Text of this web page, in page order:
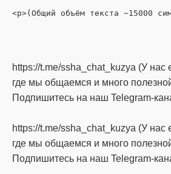
https://t.me/ssha_chat_kuzya (У
где мы общаемся и много
Подпишитесь на наш Telegram-
https://t.me/ssha_chat_kuzya (У
где мы общаемся и много
Подпишитесь на наш Telegram-